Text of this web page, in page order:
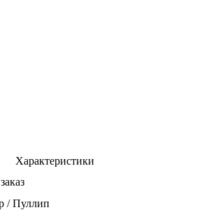
Характеристики
/ Пуллип